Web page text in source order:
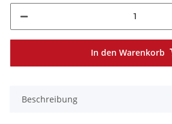
In den Warenkorb
Beschreibung